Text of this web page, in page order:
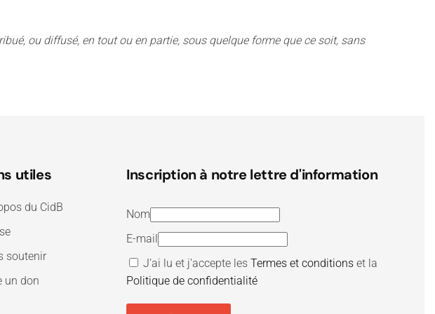
ou diffusé, en tout ou en partie, sous quelque forme que ce soit, sans
utiles
du CidB
soutenir
un don
Inscription à notre lettre d'information
Nom
E-mail
J’ai lu et j’accepte lesTermes et conditions et la
Politique de confidentialité